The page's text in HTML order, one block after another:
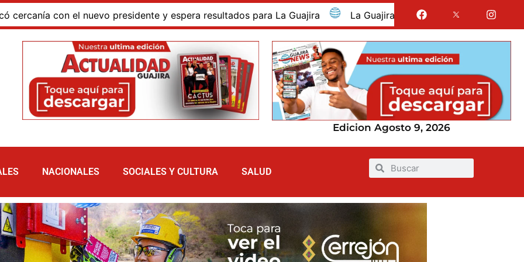
y espera resultados para La Guajira La Guajira fue presentada como departamento invitado de
Edicion Agosto 9, 2026
NACIONALES SOCIALES Y CULTURA SALUD